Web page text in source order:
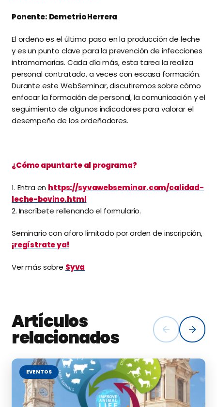
Ponente: Demetrio Herrera
El ordeño es el último paso en la producción de leche
y es un punto clave para la prevención de infecciones
intramamarias. Cada día más, esta tarea la realiza
personal contratado, a veces con escasa formación.
Durante este WebSeminar, discutiremos sobre cómo
enfocar la formación de personal, la comunicación y el
seguimiento de algunos indicadores para valorar el
desempeño de los ordeñadores.
¿Cómo apuntarte al programa?
1. Entra en https://syvawebseminar.com/calidad-
leche-bovino.html
2. Inscríbete rellenando el formulario.
Seminario con aforo limitado por orden de inscripción,
¡regístrate ya!
Ver más sobre Syva
Artículos
relacionados
EVENTOS